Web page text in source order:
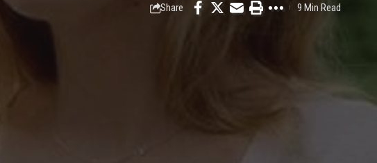
Share 9 Min Read